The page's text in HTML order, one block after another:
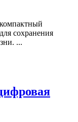
сохранения
...